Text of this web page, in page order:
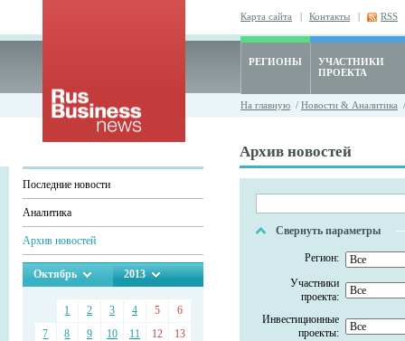
Карта сайта | Контакты | RSS
РЕГИОНЫ
УЧАСТНИКИ
ПРОЕКТА
На главную / Новости & Аналитика
Последние новости
Аналитика
Архив новостей
Октябрь 2013
1 2 3 4 5
6
7
8 9 10 11 12
13
Архив новостей
Свернуть параметры
Регион:
Участники
проекта:
Инвестиционные
проекты: